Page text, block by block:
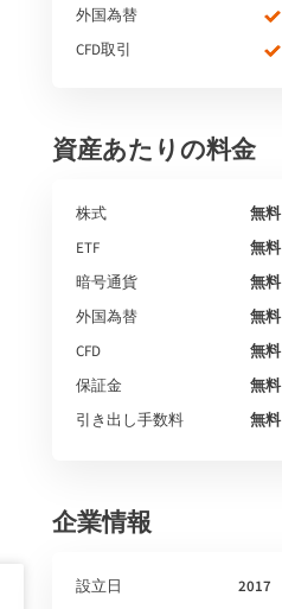
外国為替
CFD取引
資産あたりの料金
株式
無料
ETF
無料
暗号通貨
無料
外国為替
無料
CFD
無料
保証金
無料
引き出し手数料
無料
企業情報
設立日
2017